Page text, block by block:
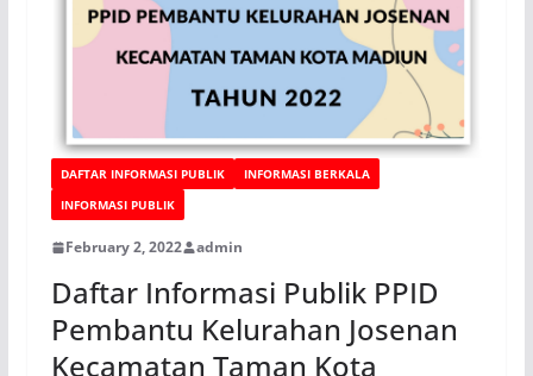
DAFTAR INFORMASI PUBLIK
INFORMASI BERKALA
INFORMASI PUBLIK
February 2, 2022 admin
Daftar Informasi Publik PPID
Pembantu Kelurahan Josenan
Kecamatan Taman Kota